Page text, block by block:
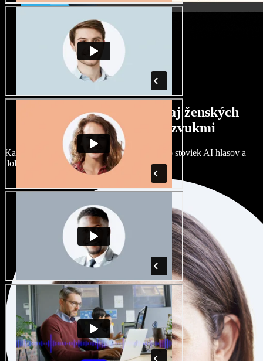
Široký výber mužských aj ženských
hlasov s rôznymi prízvukmi
Každý projekt môže znieť inak. Vyberte si zo stoviek AI hlasov a
dolaďte si ich podľa seba.